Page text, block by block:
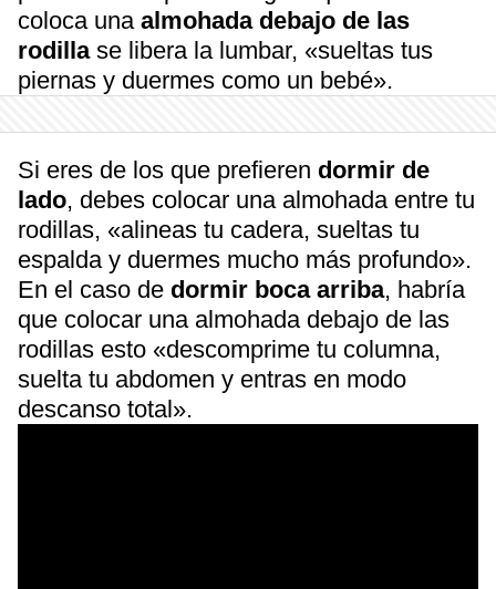
coloca una almohada debajo de las
rodilla se libera la lumbar, «sueltas tus
piernas y duermes como un bebé».
Si eres de los que prefieren dormir de
lado, debes colocar una almohada entre tu
rodillas, «alineas tu cadera, sueltas tu
espalda y duermes mucho más profundo».
En el caso de dormir boca arriba, habría
que colocar una almohada debajo de las
rodillas esto «descomprime tu columna,
suelta tu abdomen y entras en modo
descanso total».